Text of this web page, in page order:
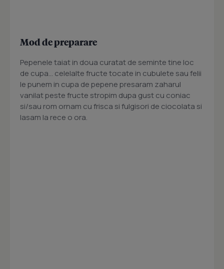
Mod de preparare
Pepenele taiat in doua curatat de seminte tine loc
de cupa... celelalte fructe tocate in cubulete sau felii
le punem in cupa de pepene presaram zaharul
vanilat peste fructe stropim dupa gust cu coniac
si/sau rom ornam cu frisca si fulgisori de ciocolata si
lasam la rece o ora.